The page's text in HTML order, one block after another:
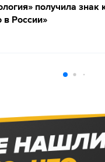
получила знак
в России»